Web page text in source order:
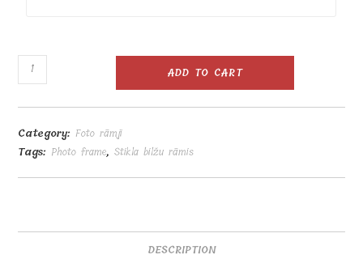
Stikla
bilžu
rāmis
25x22x1
quantity
ADD TO CART
Category: Foto rāmji
Tags: Photo frame,Stikla bilžu rāmis
DESCRIPTION